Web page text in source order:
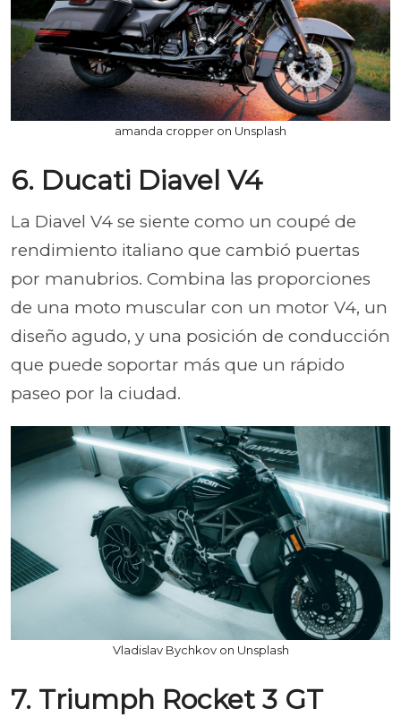
amanda cropper on Unsplash
6. Ducati Diavel V4
La Diavel V4 se siente como un coupé de
rendimiento italiano que cambió puertas
por manubrios. Combina las proporciones
de una moto muscular con un motor V4, un
diseño agudo, y una posición de conducción
que puede soportar más que un rápido
paseo por la ciudad.
Vladislav Bychkov on Unsplash
7. Triumph Rocket 3 GT